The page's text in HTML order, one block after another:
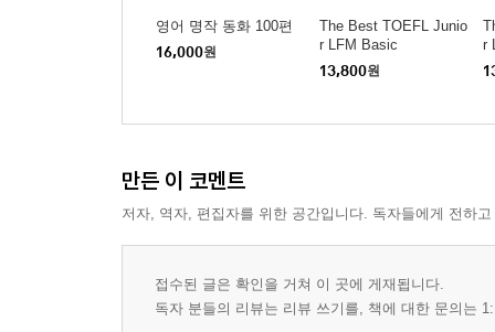
영어 명작 동화 100편
16,000원
The Best TOEFL Junio
r LFM Basic
13,800원
r
만든 이 코멘트
저자, 역자, 편집자를 위한 공간입니다. 독자들에게 전하
접수된 글은 확인을 거쳐 이 곳에 게재됩니다.
독자 분들의 리뷰는 리뷰 쓰기를, 책에 대한 문의는